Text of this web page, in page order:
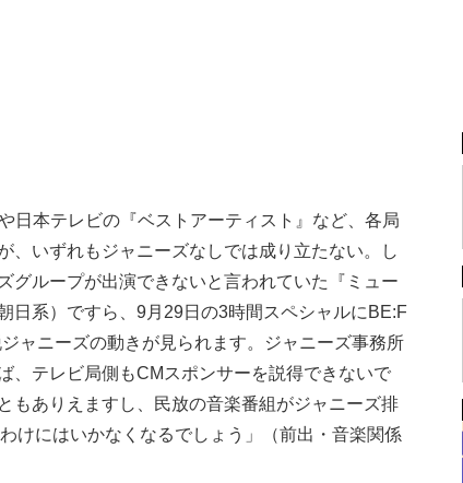
日本テレビの『ベストアーティスト』など、各局
、いずれもジャニーズなしでは成り立たない。し
グループが出演できないと言われていた『ミュー
日系）ですら、9月29日の3時間スペシャルにBE:F
ャニーズの動きが見られます。ジャニーズ事務所
、テレビ局側もCMスポンサーを説得できないで
もありえますし、民放の音楽番組がジャニーズ排
けにはいかなくなるでしょう」（前出・音楽関係